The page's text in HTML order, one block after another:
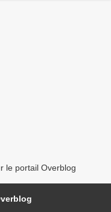
le portail Overblog